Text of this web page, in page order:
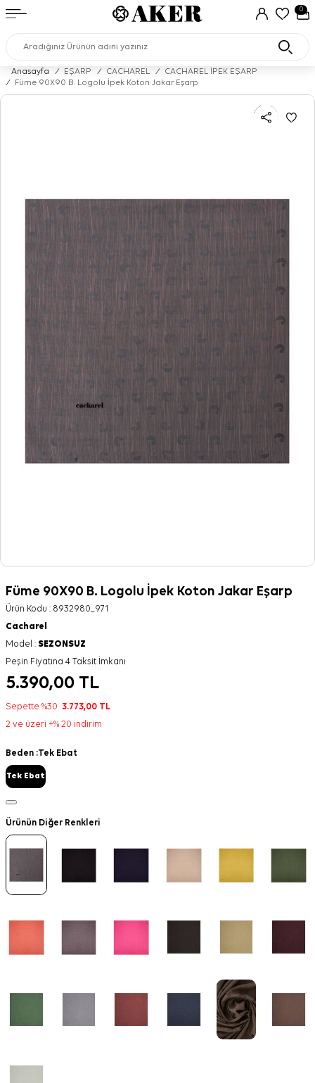
0
Anasayfa / EŞARP / CACHAREL /
CACHAREL İPEK EŞARP
/
Füme 90X90 B. Logolu İpek Koton Jakar Eşarp
Füme 90X90 B. Logolu İpek Koton Jakar Eşarp
Ürün Kodu : 8932980_971
Cacharel
Model : SEZONSUZ
Peşin Fiyatına 4 Taksit İmkanı
5.390,00 TL
Sepette %30 3.773,00 TL
2 ve üzeri +% 20 indirim
Beden :Tek Ebat
Tek Ebat
Ürünün Diğer Renkleri